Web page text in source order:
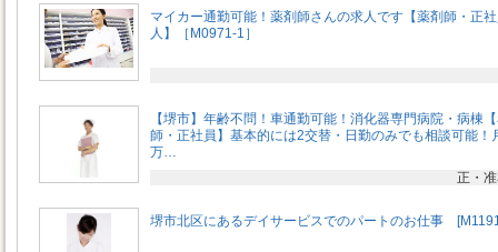
マイカー通勤可能！薬剤師さんの求人です【薬剤師・正
人】［M0971-1］
【堺市】年齢不問！車通勤可能！消化器専門病院・病棟
師・正社員】基本的には2交替・日勤のみでも相談可能！
万…
正・
堺市北区にあるデイサービスでのパートのお仕事